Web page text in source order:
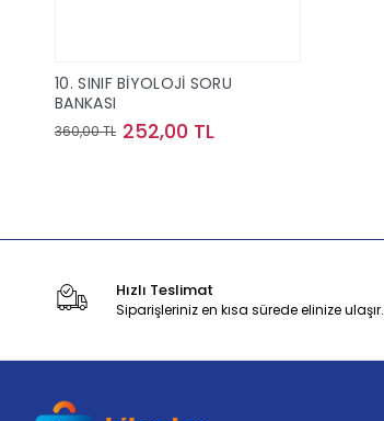
10. SINIF BİYOLOJİ SORU
BANKASI
360,00 TL 252,00 TL
Hızlı Teslimat
Siparişleriniz en kısa sürede elinize ulaşır.